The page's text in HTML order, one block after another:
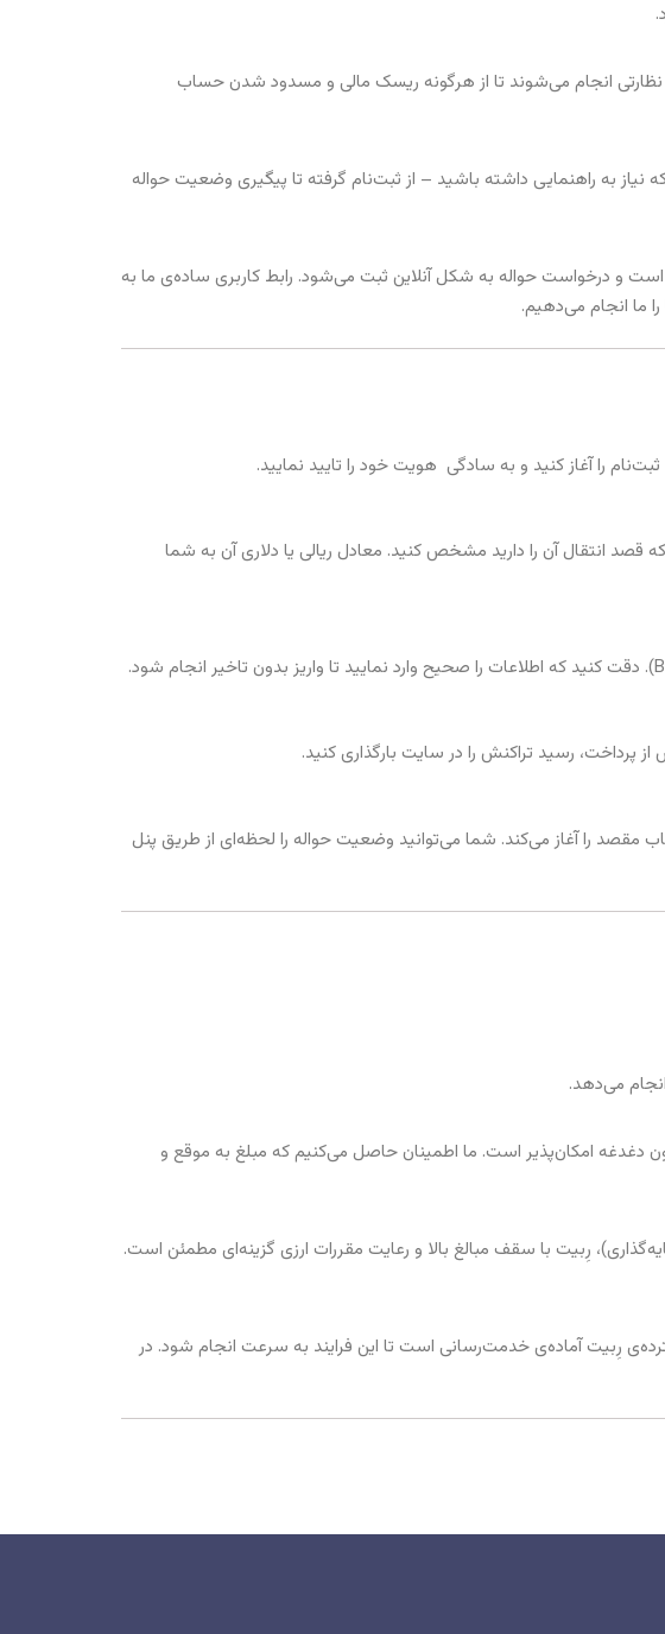
نظارتی انجام می‌شوند تا از هرگونه ریسک مالی و مسدود شدن حساب
به راهنمایی داشته باشید – از ثبت‌نام گرفته تا پیگیری وضعیت حواله
است و درخواست حواله به شکل آنلاین ثبت می‌شود. رابط کاربری ساده‌ی ما به
ما انجام می‌دهیم.
را آغاز کنید و به سادگی هویت خود را تایید نمایید.
قصد انتقال آن را دارید مشخص کنید. معادل ریالی یا دلاری آن به شما
پرداخت، رسید تراکنش را در سایت بارگذاری کنید.
مقصد را آغاز می‌کند. شما می‌توانید وضعیت حواله را لحظه‌ای از طریق پنل
می‌دهد.
دغدغه امکان‌پذیر است. ما اطمینان حاصل می‌کنیم که مبلغ به موقع و
رِبیت با سقف مبالغ بالا و رعایت مقررات ارزی گزینه‌ای مطمئن است.
رِبیت آماده‌ی خدمت‌رسانی است تا این فرایند به سرعت انجام شود. در